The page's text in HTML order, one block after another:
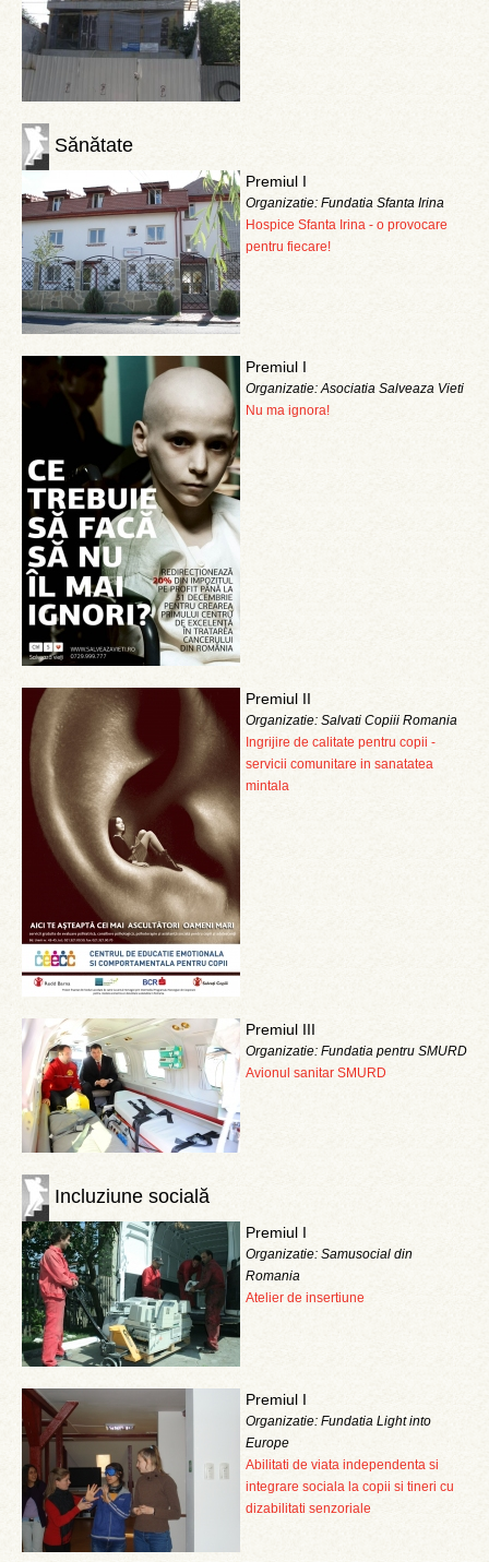
Sănătate
Premiul I
Organizatie: Fundatia Sfanta Irina
Hospice Sfanta Irina - o provocare
pentru fiecare!
Premiul I
Organizatie: Asociatia Salveaza Vieti
Nu ma ignora!
Premiul II
Organizatie: Salvati Copiii Romania
Ingrijire de calitate pentru copii -
servicii comunitare in sanatatea
mintala
Premiul III
Organizatie: Fundatia pentru SMURD
Avionul sanitar SMURD
Incluziune socială
Premiul I
Organizatie: Samusocial din
Romania
Atelier de insertiune
Premiul I
Organizatie: Fundatia Light into
Europe
Abilitati de viata independenta si
integrare sociala la copii si tineri cu
dizabilitati senzoriale